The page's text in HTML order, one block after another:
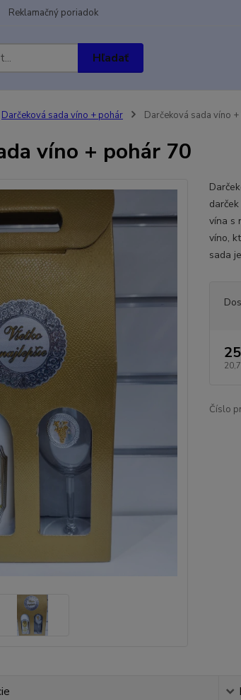
Reklamačný poriadok
Hľadať
Darčeková sada víno + pohár Darčeková sada víno
víno + pohár 70
vína s
víno,
sada
Číslo